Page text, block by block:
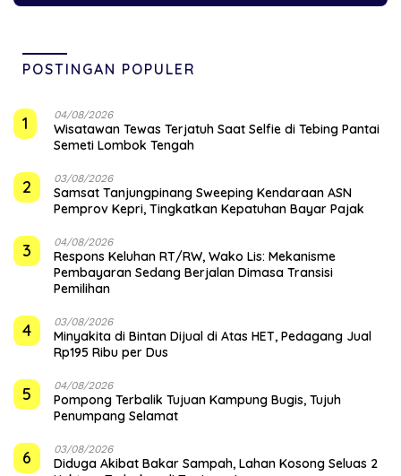
POSTINGAN POPULER
1 04/08/2026
Wisatawan Tewas Terjatuh Saat Selfie di Tebing Pantai
Semeti Lombok Tengah
2 03/08/2026
Samsat Tanjungpinang Sweeping Kendaraan ASN
Pemprov Kepri, Tingkatkan Kepatuhan Bayar Pajak
3 04/08/2026
‎Respons Keluhan RT/RW, Wako Lis: Mekanisme
Pembayaran Sedang Berjalan Dimasa Transisi
Pemilihan
4 03/08/2026
Minyakita di Bintan Dijual di Atas HET, Pedagang Jual
Rp195 Ribu per Dus
5 04/08/2026
Pompong Terbalik Tujuan Kampung Bugis, Tujuh
Penumpang Selamat
6 03/08/2026
Diduga Akibat Bakar Sampah, Lahan Kosong Seluas 2